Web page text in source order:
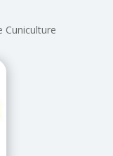
Cuniculture